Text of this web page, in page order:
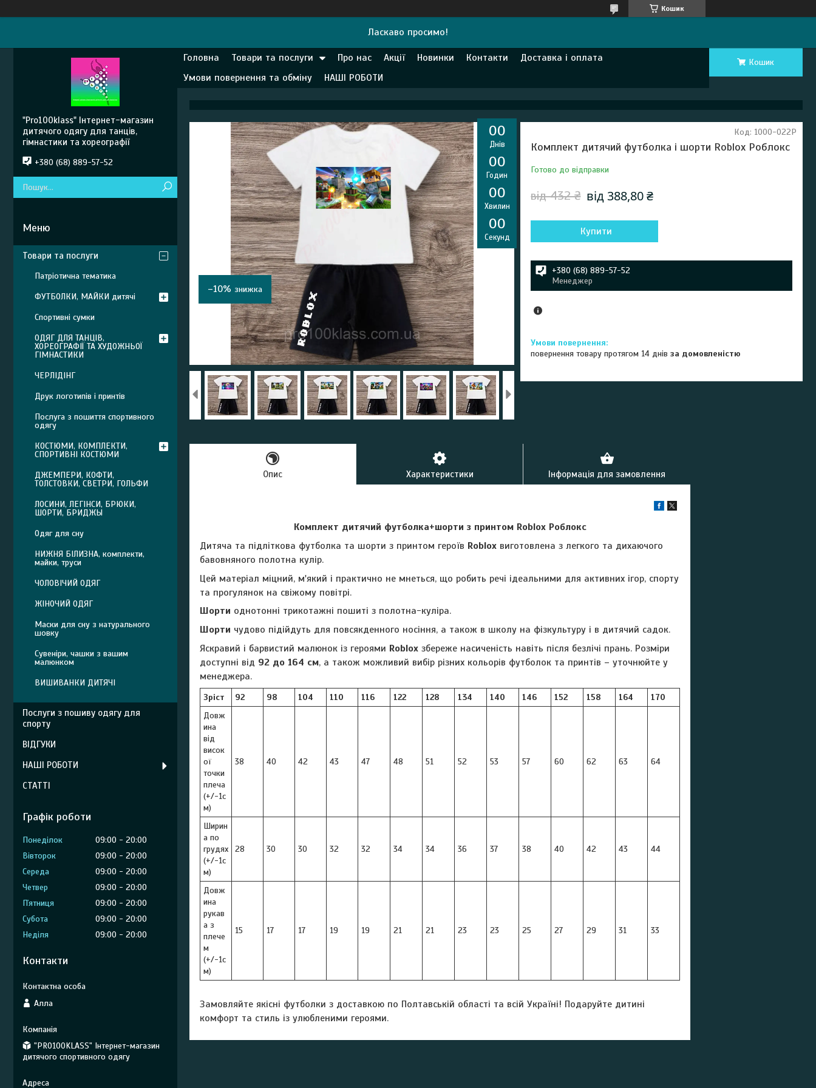
Кошик
Ласкаво просимо!
Головна Товари та послуги Про нас Акції Новинки Контакти
Доставка і оплата
Умови повернення та обміну
НАШІ РОБОТИ
Кошик
00
Днів
00
Годин
00
Хвилин
00
Секунд
–10%
Комплект дитячий футболка і шорти Roblox Роблокс
Готово до відправки
Код: 1000-022Р
від 432 ₴ від 388,80 ₴
Купити
+380 (68) 889-57-52
Менеджер
повернення товару протягом 14 днівза домовленістю
Опис Характеристики Інформація для замовлення
Комплект дитячий футболка+шорти з принтом Roblox Роблокс
Дитяча та підліткова футболка та шорти з принтом героїв Roblox виготовлена ​​з легкого та дихаючого
бавовняного полотна кулір.
Цей матеріал міцний, м'який і практично не мнеться, що робить речі ідеальними для активних ігор, спорту
та прогулянок на свіжому повітрі.
Шорти однотонні трикотажні пошиті з полотна-куліра.
Шорти чудово підійдуть для повсякденного носіння, а також в школу на фізкультуру і в дитячий садок.
Яскравий і барвистий малюнок із героями Roblox збереже насиченість навіть після безлічі прань. Розміри
доступні від 92 до 164 см, а також можливий вибір різних кольорів футболок та принтів – уточнюйте у
менеджера.
Зріст 92 98 104 110 116 122 128 134 140 146 152 158 164
170
Довж
ина
від
висок
ої
точки
плеча
(+/-1с
м)
38 40 42 43 47 48 51 52 53 57 60 62 63 64
Ширин
а по
грудях
(+/-1с
м)
28 30 30 32 32 34 34 36 37 38 40 42 43 44
Довж
ина
рукав
а з
плече
м
(+/-1с
м)
15 17 17 19 19 21 21 23 23 25 27 29 31 33
Замовляйте якісні футболки з доставкою по Полтавській області та всій Україні! Подаруйте дитині
комфорт та стиль із улюбленими героями.
"Pro100klass" Інтернет-магазин
дитячого одягу для танців,
гімнастики та хореографії
+380 (68) 889-57-52
Товари та послуги
Патріотична тематика
ФУТБОЛКИ, МАЙКИ дитячі
Спортивні сумки
ОДЯГ ДЛЯ ТАНЦІВ,
ХОРЕОГРАФІЇ ТА ХУДОЖНЬОЇ
ГІМНАСТИКИ
ЧЕРЛІДІНГ
Друк логотипів і принтів
Послуга з пошиття спортивного
одягу
КОСТЮМИ, КОМПЛЕКТИ,
СПОРТИВНІ КОСТЮМИ
ДЖЕМПЕРИ, КОФТИ,
ТОЛСТОВКИ, СВЕТРИ, ГОЛЬФИ
ЛОСИНИ, ЛЕГІНСИ, БРЮКИ,
ШОРТИ, БРИДЖЫ
Одяг для сну
НИЖНЯ БІЛИЗНА, комплекти,
майки, труси
ЧОЛОВІЧИЙ ОДЯГ
ЖІНОЧИЙ ОДЯГ
Маски для сну з натурального
шовку
Сувеніри, чашки з вашим
малюнком
ВИШИВАНКИ ДИТЯЧІ
Послуги з пошиву одягу для
спорту
ВІДГУКИ
НАШІ РОБОТИ
СТАТТІ
Графік роботи
Понеділок 09:00
20:00
Вівторок
09:00
20:00
Середа
09:00
20:00
Четвер
09:00
20:00
Пʼятниця
09:00
20:00
Субота
09:00
20:00
Неділя
09:00 20:00
Контакти
Алла
"PRO100KLASS" Інтернет-магазин
дитячого спортивного одягу